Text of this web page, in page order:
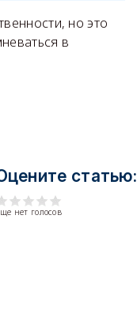
но это
в
статью:
нет голосов